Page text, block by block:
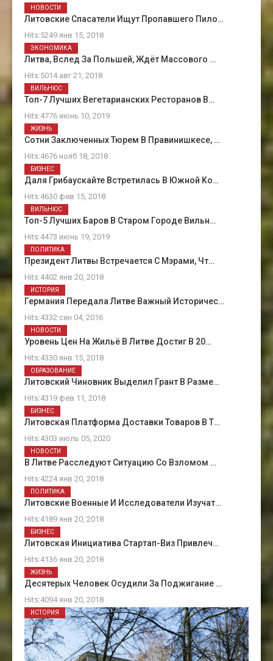
Литовские Спасатели Ищут Пропавшего Пило…
Hits:5249 янв 15, 2018
НОВОСТИ
Литва, Вслед За Польшей, Ждёт Массового …
Hits:5014 авг 21, 2018
ЭКОНОМИКА
Топ-7 Лучших Вегетарианских Ресторанов В…
Hits:4776 июнь 10, 2019
ВИЛЬНЮС
Сотни Заключенных Тюрем В Правинишкесе, …
Hits:4676 нояб 18, 2018
ЖИЗНЬ
Даля Грибаускайте Встретилась В Южной Kо…
Hits:4630 фев 15, 2018
БИЗНЕС
Топ-5 Лучших Баров В Старом Городе Вильн…
Hits:4473 июнь 19, 2019
ВИЛЬНЮС
Президент Литвы Встречается С Мэрами, Чт…
Hits:4402 янв 20, 2018
ПОЛИТИКА
Германия Передала Литве Важный Историчес…
Hits:4332 сен 04, 2016
ИСТОРИЯ
Уровень Цен На Жильё В Литве Достиг В 20…
Hits:4330 янв 15, 2018
НОВОСТИ
Литовский Чиновник Выделил Грант В Разме…
Hits:4319 фев 11, 2018
ОБРАЗОВАНИЕ
Литовская Платформа Доставки Товаров В Т…
Hits:4303 июль 05, 2020
БИЗНЕС
В Литве Расследуют Ситуацию Со Взломом …
Hits:4224 янв 20, 2018
НОВОСТИ
Литовские Военные И Исследователи Изучат…
Hits:4189 янв 20, 2018
ПОЛИТИКА
Литовская Инициатива Стартап-Виз Привлеч…
Hits:4136 янв 20, 2018
БИЗНЕС
Десятерых Человек Осудили За Поджигание …
Hits:4094 янв 20, 2018
ЖИЗНЬ
ИСТОРИЯ